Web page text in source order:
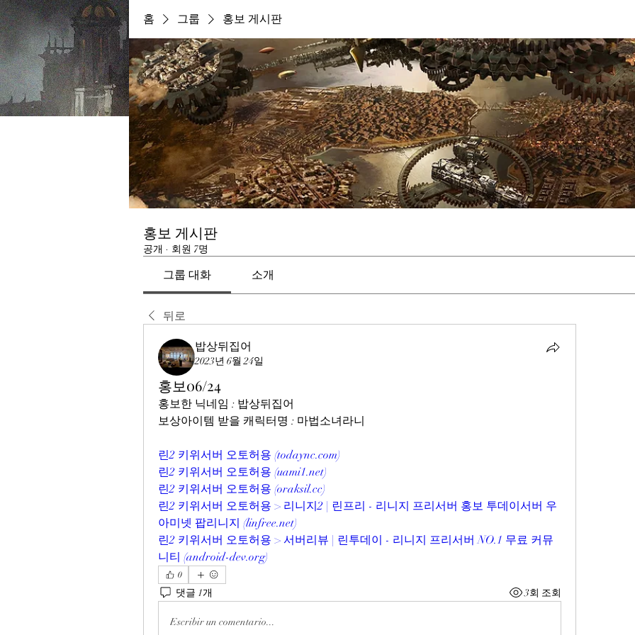
홈 그룹 홍보 게시판
홍보 게시판
공개 · 회원 7명
그룹 대화 소개
뒤로
밥상뒤집어
2023년 6월 24일
홍보06/24
홍보한 닉네임 : 밥상뒤집어
보상아이템 받을 캐릭터명 : 마법소녀라니
린2 키위서버 오토허용 (todaync.com)
린2 키위서버 오토허용 (uami1.net)
린2 키위서버 오토허용 (oraksil.cc)
린2 키위서버 오토허용 > 리니지2 | 린프리 - 리니지 프리서버 홍보 투데이서버 우
아미넷 팝리니지 (linfree.net)
린2 키위서버 오토허용 > 서버리뷰 | 린투데이 - 리니지 프리서버 NO.1 무료 커뮤
니티 (android-dev.org)
0
댓글 1개 3회 조회
Escribir un comentario...